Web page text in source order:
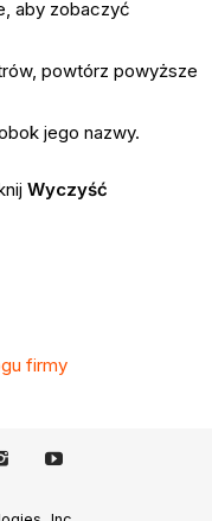
aby zobaczyć
powtórz powyższe
jego nazwy.
Wyczyść
firmy